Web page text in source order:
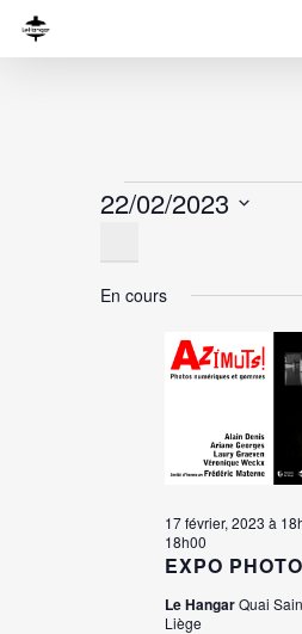
22
février,
2023
22/02/2023
date.
En cours
EXPO
17 février, 2023 à
18h00
Le HangarQuai
Liège